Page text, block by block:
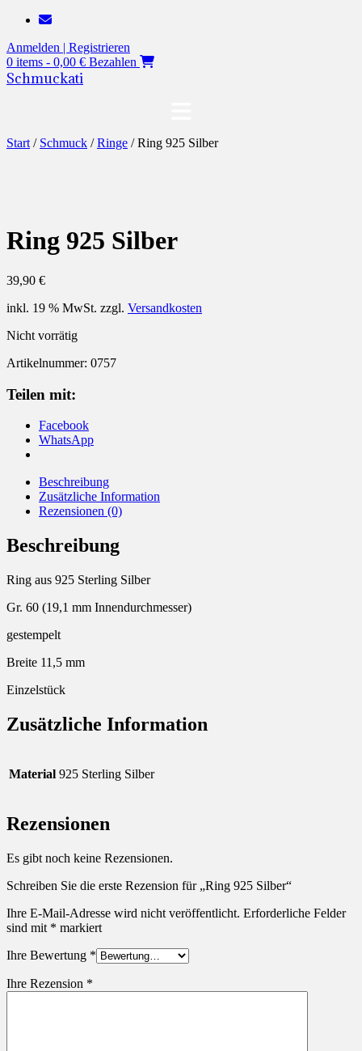
Zum
springen
Anmelden | Registrieren
0 items - 0,00 € Bezahlen
Schmuckati
Start / Schmuck /Ringe / Ring 925 Silber
Ring 925 Silber
39,90 €
inkl. 19 % MwSt. zzgl. Versandkosten
Nicht vorrätig
Artikelnummer: 0757
Teilen mit:
Facebook
WhatsApp
Beschreibung
Zusätzliche Information
Rezensionen (0)
Beschreibung
Ring aus 925 Sterling Silber
Gr. 60 (19,1 mm Innendurchmesser)
gestempelt
Breite 11,5 mm
Einzelstück
Zusätzliche Information
Material 925 Sterling Silber
Rezensionen
Es gibt noch keine Rezensionen.
Schreiben Sie die erste Rezension für „Ring 925 Silber“
Ihre E-Mail-Adresse wird nicht veröffentlicht. Erforderliche Felder
sind mit * markiert
Ihre Bewertung *
Ihre Rezension *